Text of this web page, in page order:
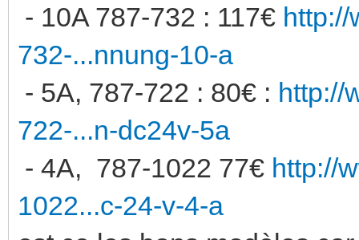
- 10A 787-732 : 117€ http://
732-...nnung-10-a
- 5A, 787-722 : 80€ : http://
722-...n-dc24v-5a
- 4A, 787-1022 77€ http://
1022...c-24-v-4-a